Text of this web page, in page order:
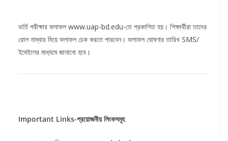
ভর্তি পরীক্ষার ফলাফল www.uap-bd.edu-তে প্রকাশিত হয়। শিক্ষার্থীরা তাদের
রোল নাম্বার দিয়ে ফলাফল চেক করতে পারবেন। ফলাফল ঘোষণার তারিখ SMS/
ইমেইলের মাধ্যমে জানানো হবে।
Important Links-প্রয়োজনীয়লিংকসমূহ